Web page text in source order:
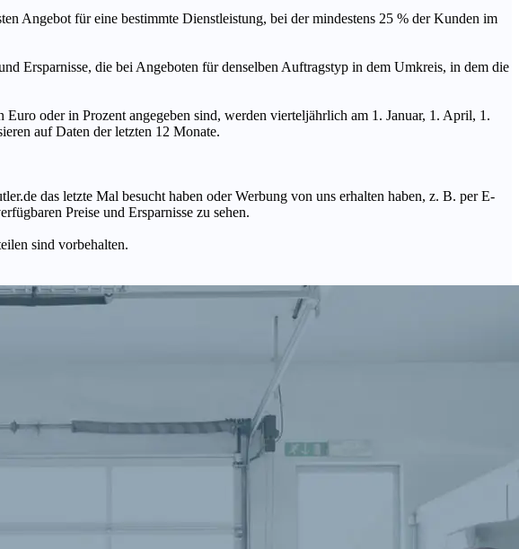
Angebot für eine bestimmte Dienstleistung, bei der mindestens 25 % der Kunden im
die bei Angeboten für denselben Auftragstyp in dem Umkreis, in dem die
oder in Prozent angegeben sind, werden vierteljährlich am 1. Januar, 1. April, 1.
auf Daten der letzten 12 Monate.
das letzte Mal besucht haben oder Werbung von uns erhalten haben, z. B. per E-
Preise und Ersparnisse zu sehen.
sind vorbehalten.